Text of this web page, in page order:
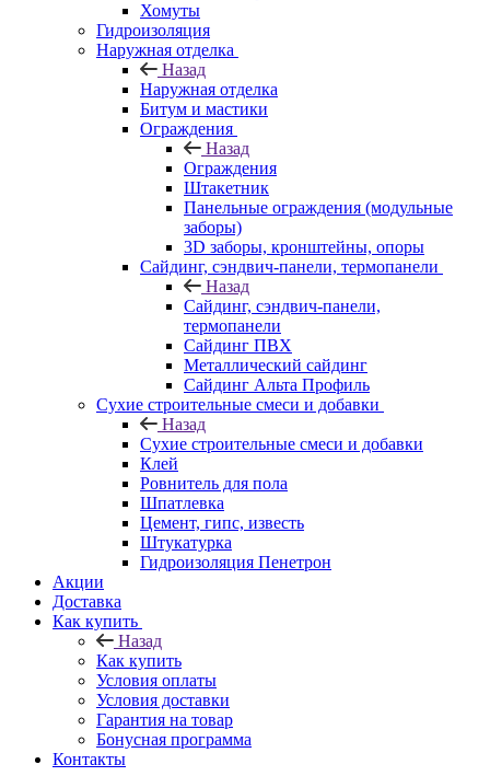
Хомуты
Гидроизоляция
Наружная отделка
Назад
Наружная отделка
Битум и мастики
Ограждения
Назад
Ограждения
Штакетник
Панельные ограждения (модульные
заборы)
3D заборы, кронштейны, опоры
Cайдинг, сэндвич-панели, термопанели
Назад
Cайдинг, сэндвич-панели,
термопанели
Сайдинг ПВХ
Металлический сайдинг
Сайдинг Альта Профиль
Сухие строительные смеси и добавки
Назад
Сухие строительные смеси и добавки
Клей
Ровнитель для пола
Шпатлевка
Цемент, гипс, известь
Штукатурка
Гидроизоляция Пенетрон
Акции
Доставка
Как купить
Назад
Как купить
Условия оплаты
Условия доставки
Гарантия на товар
Бонусная программа
Контакты